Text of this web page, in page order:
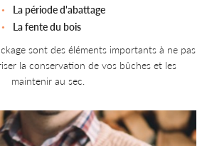
La période d'abattage
La fente du bois
sont des éléments importants à ne pas
la conservation de vos bûches et les
maintenir au sec.